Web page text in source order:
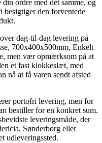
ordre med det samme, og
besigtiger den forventede
dag-til-dag levering på
700x400x500mm, Enkelt
men vær opmærksom på at
et fast klokkeslæt, med
nå at få varen sendt afsted
portofri levering, men for
bestiller for en konkret sum.
leveringsmåde, der
Sønderborg eller
udleveringssted.